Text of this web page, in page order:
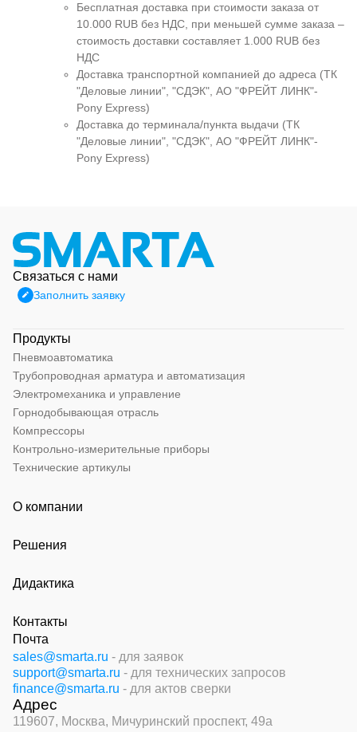
Бесплатная доставка при стоимости заказа от
10.000 RUB без НДС, при меньшей сумме заказа –
стоимость доставки составляет 1.000 RUB без
НДС
Доставка транспортной компанией до адреса (ТК
"Деловые линии", "СДЭК", АО "ФРЕЙТ ЛИНК"-
Pony Express)
Доставка до терминала/пункта выдачи (ТК
"Деловые линии", "СДЭК", АО "ФРЕЙТ ЛИНК"-
Pony Express)
Связаться с нами
Заполнить заявку
Продукты
Пневмоавтоматика
Трубопроводная арматура и автоматизация
Электромеханика и управление
Горнодобывающая отрасль
Компрессоры
Контрольно-измерительные приборы
Технические артикулы
О компании
Решения
Дидактика
Контакты
Почта
sales@smarta.ru - для заявок
support@smarta.ru - для технических запросов
finance@smarta.ru - для актов сверки
Адрес
119607, Москва, Мичуринский проспект, 49а